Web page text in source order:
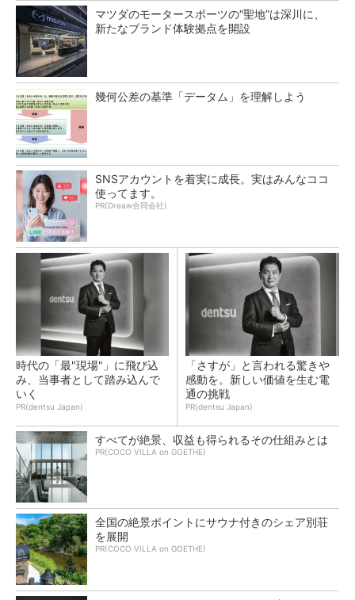
マツダのモータースポーツの“聖地”は深川に、
新たなブランド体験拠点を開設
幾何公差の基準「データム」を理解しよう
SNSアカウントを着実に成長。実はみんなココ
使ってます。
PR(Dreaw合同会社)
時代の「最"現場"」に飛び込
み、当事者として踏み込んで
いく
PR(dentsu Japan)
「さすが」と言われる驚きや
感動を。新しい価値を生む電
通の挑戦
PR(dentsu Japan)
すべてが絶景、収益も得られるその仕組みとは
PR(COCO VILLA on GOETHE)
全国の絶景ポイントにサウナ付きのシェア別荘
を展開
PR(COCO VILLA on GOETHE)